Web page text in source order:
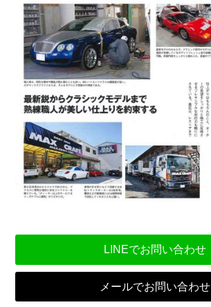
LINEでお問い合わせ
メールでお問い合わせ